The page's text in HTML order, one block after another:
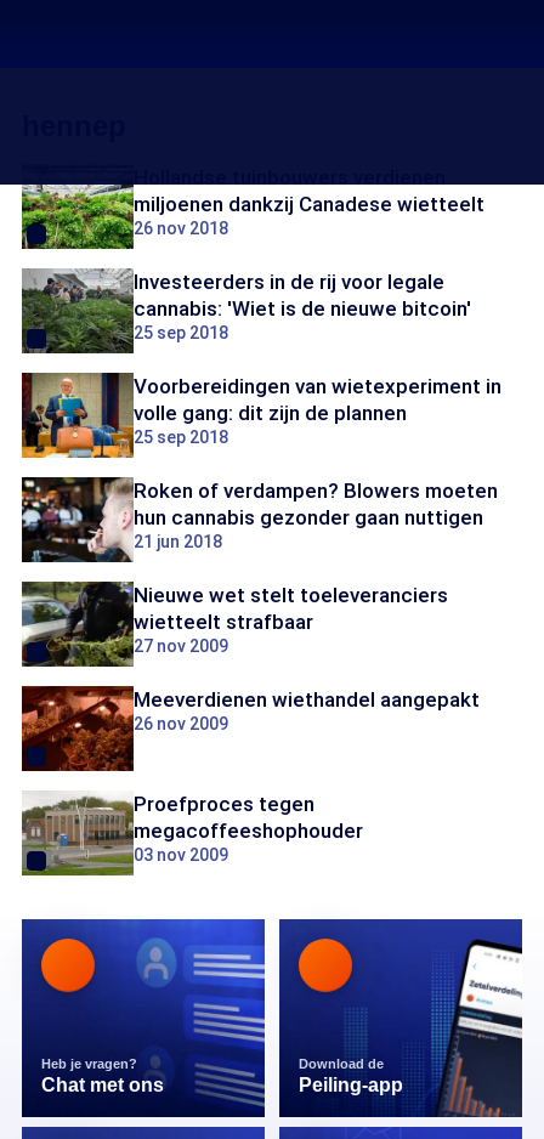
miljoenen dankzij Canadese wietteelt
26 nov 2018
Investeerders in de rij voor legale
cannabis: 'Wiet is de nieuwe bitcoin'
25 sep 2018
Voorbereidingen van wietexperiment in
volle gang: dit zijn de plannen
25 sep 2018
Roken of verdampen? Blowers moeten
hun cannabis gezonder gaan nuttigen
21 jun 2018
Nieuwe wet stelt toeleveranciers
wietteelt strafbaar
27 nov 2009
Meeverdienen wiethandel aangepakt
26 nov 2009
Proefproces tegen
megacoffeeshophouder
03 nov 2009
Heb je vragen?
Chat met ons
Download de
Peiling-app